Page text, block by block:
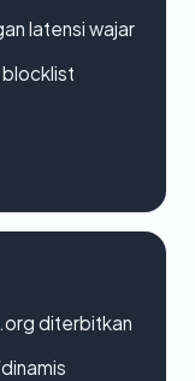
latensi wajar
diterbitkan